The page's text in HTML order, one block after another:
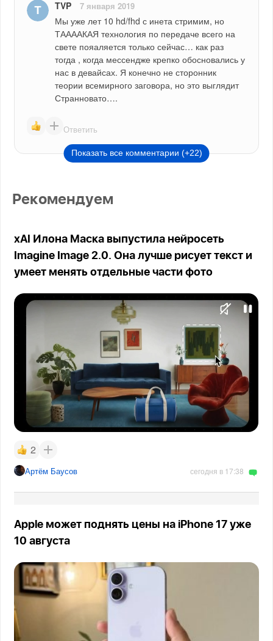
TVP 7 января 2019
Мы уже лет 10 hd/fhd с инета стримим, но
ТААААКАЯ технология по передаче всего на
свете пояаляется только сейчас… как раз
тогда , когда мессендже крепко обосновались у
нас в девайсах. Я конечно не сторонник
теории всемирного заговора, но это выглядит
Странновато….
Ответить
Показать все комментарии (+22)
Рекомендуем
xAI Илона Маска выпустила нейросеть
Imagine Image 2.0. Она лучше рисует текст и
умеет менять отдельные части фото
2
Артём Баусов сегодня в 17:38
Apple может поднять цены на iPhone 17 уже
10 августа